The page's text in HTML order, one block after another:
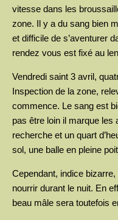
vitesse dans les
zone. Il y a du sang bien
et difficile de s’aventurer
rendez vous est fixé au
Vendredi saint 3 avril,
Inspection de la zone,
commence. Le sang est
pas être loin il marque
recherche et un quart
sol, une balle en pleine
Cependant, indice
nourrir durant le nuit. En
beau mâle sera toutefois